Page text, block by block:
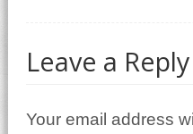
Leave a Reply
Your email address